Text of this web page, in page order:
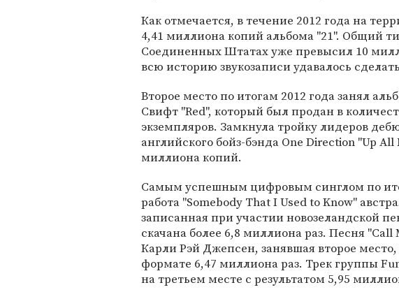
Как отмечается, в течение 2012 года на
4,41 миллиона копий альбома "21". Общий
Соединенных Штатах уже превысил 10
всю историю звукозаписи удавалось
Второе место по итогам 2012 года занял
Свифт "Red", который был продан в
экземпляров. Замкнула тройку лидеров
английского бойз-бэнда One Direction "Up All
миллиона копий.
Самым успешным цифровым синглом по
работа "Somebody That I Used to Know"
записанная при участии новозеландской
скачана более 6,8 миллиона раз. Песня
Карли Рэй Джепсен, занявшая второе
формате 6,47 миллиона раз. Трек группы
на третьем месте с результатом 5,95